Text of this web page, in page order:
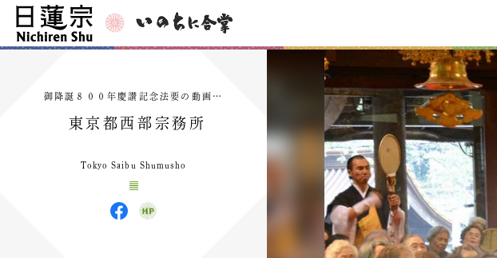
御降誕８００年慶讃記念法要の動画…
東京都西部宗務所
Tokyo Saibu Shumusho